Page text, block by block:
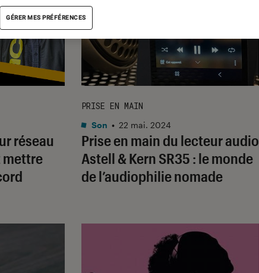
réseau
mettre
Prise en main du lecteur audio
Astell & Kern SR35 : le monde
de l’audiophilie nomade
PRISE EN MAIN
Son • 22 mai. 2024
GÉRER MES PRÉFÉRENCES